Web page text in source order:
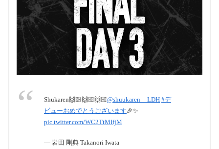
EXILE TRIBE CARD | チケット先行抽選予
約情報
EXILE TRIBE CARD会員様限定！チケット先行抽選
予約情報はこちら
www.exiletribecard.jp
【EXILE TRIBE カード会員様企画】『HiGH&LOW
THE LIVE』（FINAL大阪公演）終演後バックステー
ジへご招待！
代目JSoulBrothers #EXILETRIBE #京セ
ラドーム #7月22日
pic.twitter.com/6uRKvyxogn
July 22, 2016
2016年10月1
日
Shukaren🙌🏻🙌🏻🙌🏻@shuukaren__LDH #デ
ビューおめでとうございます🎉✨
pic.twitter.com/WC2TtMIfjM
— 岩田 剛典 Takanori Iwata